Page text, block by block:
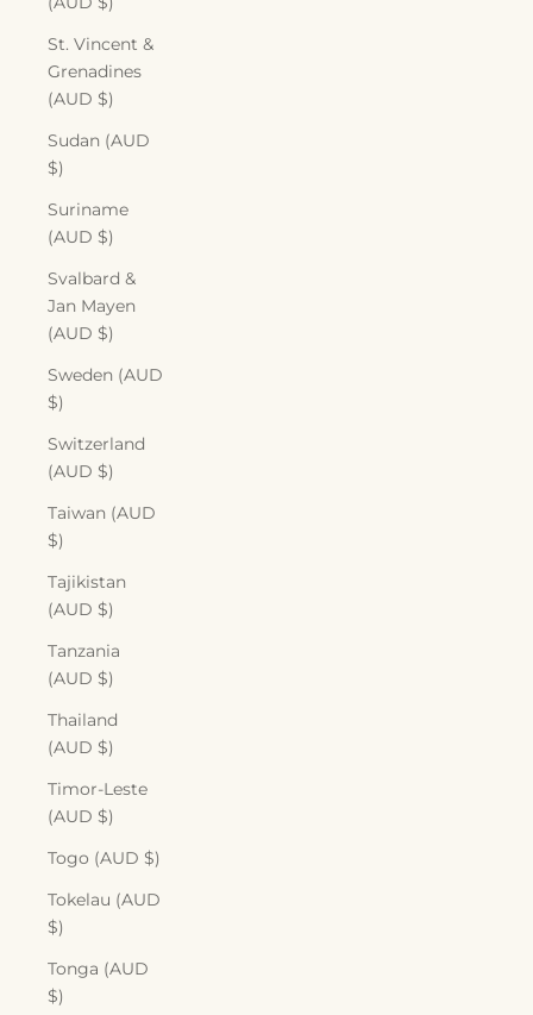
St. Vincent &
Grenadines
(AUD $)
Sudan (AUD
$)
Suriname
(AUD $)
Svalbard &
Jan Mayen
(AUD $)
Sweden (AUD
$)
Switzerland
(AUD $)
Taiwan (AUD
$)
Tajikistan
(AUD $)
Tanzania
(AUD $)
Thailand
(AUD $)
Timor-Leste
(AUD $)
Togo (AUD $)
Tokelau (AUD
$)
Tonga (AUD
$)